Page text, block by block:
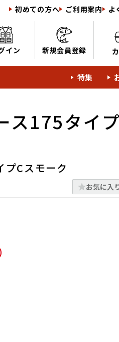
初めての方へ ご利用案内 よ
イン 新規会員登録
特集
ス175タイ
プCスモーク
お気に入